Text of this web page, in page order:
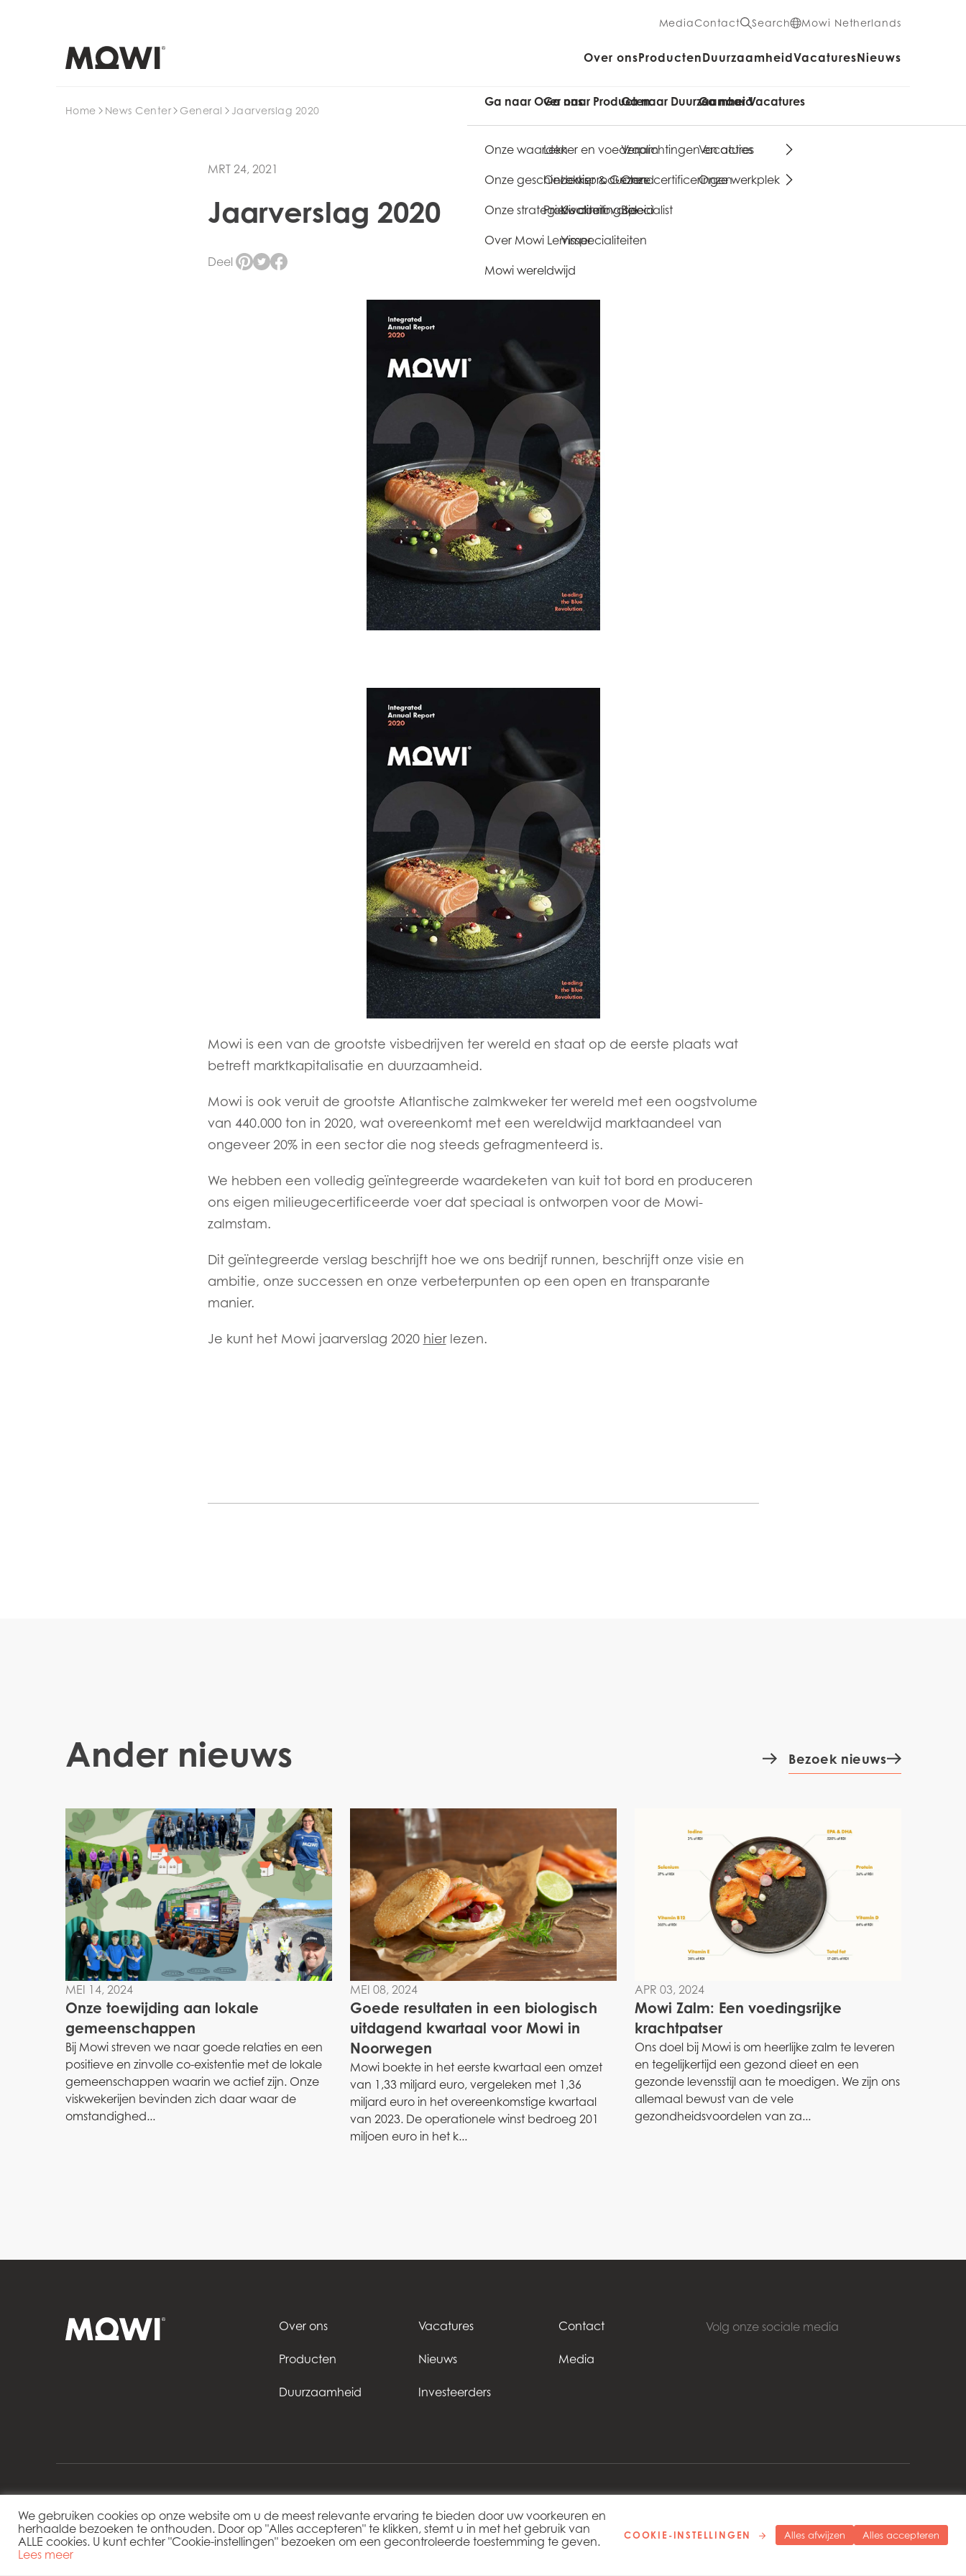
MediaContact Search Mowi Netherlands
Over ons
Ga naar Over ons
Onze waarden
Onze geschiedenis
Onze strategie
Over Mowi Lemmer
Mowi wereldwijd
Producten
Ga naar Producten
Lekker en voedzaam
Lekker & Gezond
Kwaliteit
Onze visproducten
Vis coating specialist
Visspecialiteiten
Productinnovatie
Duurzaamheid
Ga naar Duurzaamheid
Verplichtingen en acties
Onze certificeringen
Beleid
Vacatures
Ga naar Vacatures
Vacatures
Onze werkplek
Nieuws
Mowi Global
Mowi China
Mowi Taiwan
Europe
Mowi Belgium (FR)
Mowi Belgium (NL)
Mowi Germany
Ga verder
Home News Center General Jaarverslag 2020
MRT 24, 2021
Jaarverslag 2020
Deel
Mowi is een van de grootste visbedrijven ter wereld en staat op de eerste plaats wat
betreft marktkapitalisatie en duurzaamheid.
Mowi is ook veruit de grootste Atlantische zalmkweker ter wereld met een oogstvolume
van 440.000 ton in 2020, wat overeenkomt met een wereldwijd marktaandeel van
ongeveer 20% in een sector die nog steeds gefragmenteerd is.
We hebben een volledig geïntegreerde waardeketen van kuit tot bord en produceren
ons eigen milieugecertificeerde voer dat speciaal is ontworpen voor de Mowi-
zalmstam.
Dit geïntegreerde verslag beschrijft hoe we ons bedrijf runnen, beschrijft onze visie en
ambitie, onze successen en onze verbeterpunten op een open en transparante
manier.
Je kunt het Mowi jaarverslag 2020 hierlezen.
Ander nieuws Bezoek nieuws
MEI 14, 2024
Onze toewijding aan lokale
gemeenschappen
Bij Mowi streven we naar goede relaties en een
positieve en zinvolle co-existentie met de lokale
gemeenschappen waarin we actief zijn. Onze
viskwekerijen bevinden zich daar waar de
omstandighed...
MEI 08, 2024
Goede resultaten in een biologisch
uitdagend kwartaal voor Mowi in
Noorwegen
Mowi boekte in het eerste kwartaal een omzet
van 1,33 miljard euro, vergeleken met 1,36
miljard euro in het overeenkomstige kwartaal
van 2023. De operationele winst bedroeg 201
miljoen euro in het k...
APR 03, 2024
Mowi Zalm: Een voedingsrijke
krachtpatser
Ons doel bij Mowi is om heerlijke zalm te leveren
en tegelijkertijd een gezond dieet en een
gezonde levensstijl aan te moedigen. We zijn ons
allemaal bewust van de vele
gezondheidsvoordelen van za...
Over ons
Producten
Duurzaamheid
Vacatures
Nieuws
Investeerders
Contact
Media
Volg onze sociale media
Mowi Netherlands Copyright 2026 © MowiCookie settingsPrivacybeleid
We gebruiken cookies op onze website om u de meest relevante ervaring te bieden door uw voorkeuren en
herhaalde bezoeken te onthouden. Door op "Alles accepteren" te klikken, stemt u in met het gebruik van
ALLE cookies. U kunt echter "Cookie-instellingen" bezoeken om een ​​gecontroleerde toestemming te geven.
Lees meer
COOKIE-INSTELLINGEN Alles afwijzen Alles accepteren